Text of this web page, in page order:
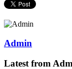
Admin
Latest from